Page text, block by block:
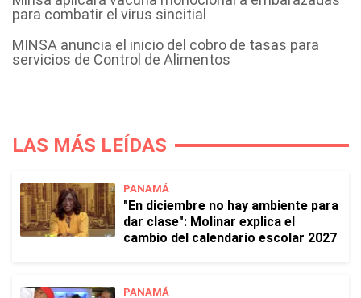
para combatir el virus sincitial
MINSA anuncia el inicio del cobro de tasas para
servicios de Control de Alimentos
LAS MÁS LEÍDAS
PANAMÁ
"En diciembre no hay ambiente para
dar clase": Molinar explica el
cambio del calendario escolar 2027
PANAMÁ